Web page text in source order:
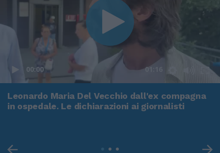
00:00 01:16
Leonardo Maria Del Vecchio dall'ex compagna
in ospedale. Le dichiarazioni ai giornalisti